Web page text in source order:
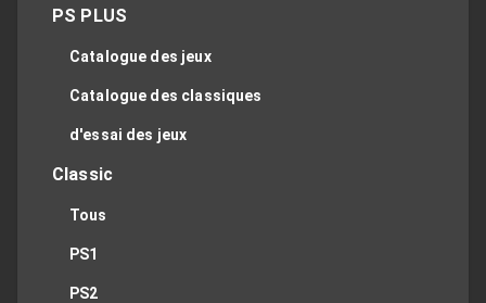
PS PLUS
Catalogue des jeux
Catalogue des classiques
d'essai des jeux
Classic
Tous
PS1
PS2